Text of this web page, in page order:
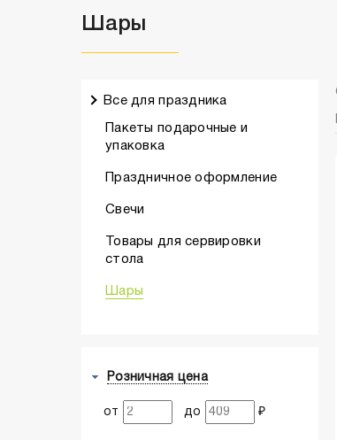
Шары
Все для праздника
Пакеты подарочные и
упаковка
Праздничное оформление
Свечи
Товары для сервировки
стола
Шары
Розничная цена
от до ₽